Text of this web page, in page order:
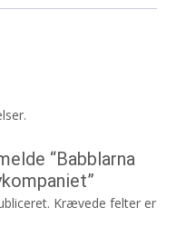
“Babblarna
Krævede felter er